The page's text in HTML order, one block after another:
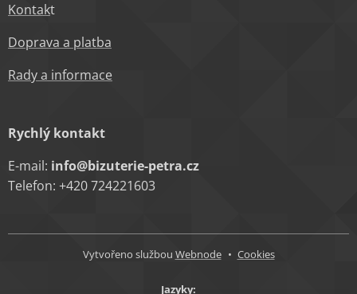
Kontakt
Doprava a platba
Rady a informace
Rychlý kontakt
E-mail: info@bizuterie-petra.cz
Telefon: +420 724221603
Vytvořeno službou Webnode Cookies
Jazyky